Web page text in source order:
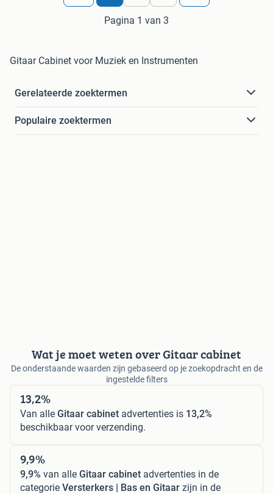
Pagina 1 van 3
Gitaar Cabinet voor Muziek en Instrumenten
Gerelateerde zoektermen
Populaire zoektermen
Wat je moet weten over Gitaar cabinet
De onderstaande waarden zijn gebaseerd op je zoekopdracht en de
ingestelde filters
13,2%
Van alle Gitaar cabinet advertenties is 13,2%
beschikbaar voor verzending.
9,9%
9,9% van alle Gitaar cabinet advertenties in de
categorie Versterkers | Bas en Gitaar zijn in de